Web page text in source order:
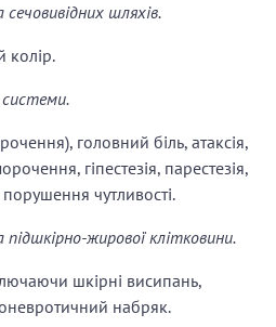
шляхів.
колір.
системи.
головний біль, атаксія,
гіпестезія, парестезія,
чутливості.
жирової клітковини.
шкірні висипань,
набряк.